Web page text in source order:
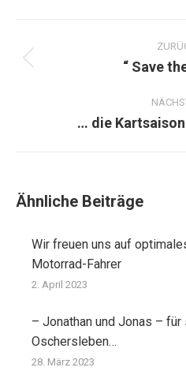
“ Save
… die
Ähnliche Beiträge
Wir freuen uns auf
Motorrad-Fahrer
2. April 2023
– Jonathan und Jonas –
Oschersleben…
28. März 2023